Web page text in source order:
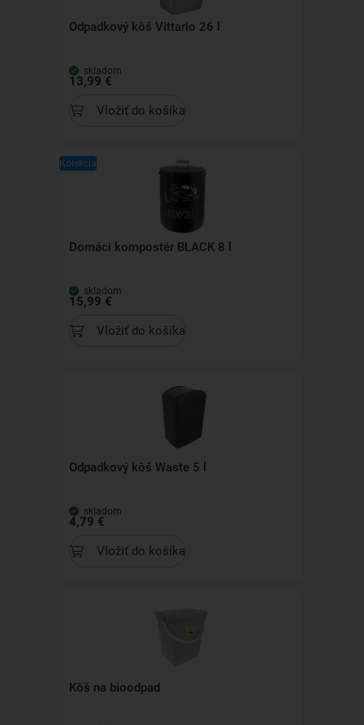
Odpadkový kôš Vittario 26 l
skladom
13,99 €
Vložiť do košíka
Kolekcia
Domáci kompostér BLACK 8 l
skladom
15,99 €
Vložiť do košíka
Odpadkový kôš Waste 5 l
skladom
4,79 €
Vložiť do košíka
Kôš na bioodpad